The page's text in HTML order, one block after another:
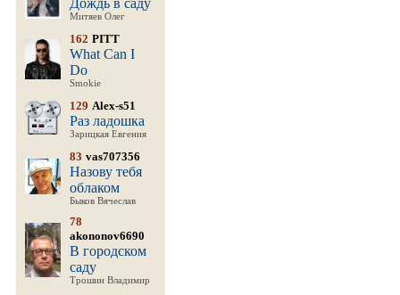
Дождь в саду
Митяев Олег
162 PITT
What Can I
Do
Smokie
129 Alex-s51
Раз ладошка
Зарицкая Евгения
83 vas707356
Назову тебя
облаком
Быков Вячеслав
78
akononov6690
В городском
саду
Трошин Владимир